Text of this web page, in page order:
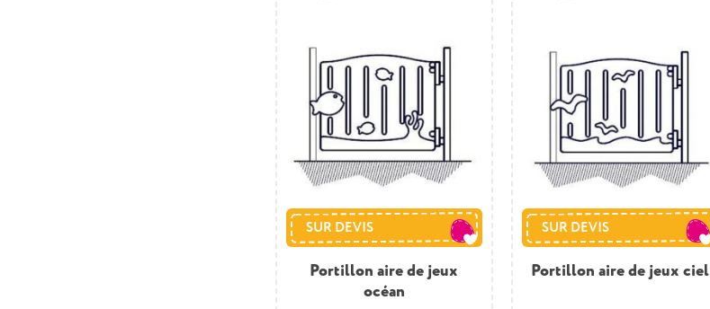
SUR DEVIS
Portillon aire de jeux
océan
SUR DEVIS
Portillon aire de jeux ciel